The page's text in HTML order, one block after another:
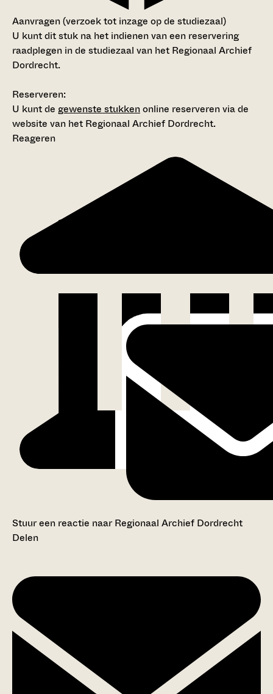
Aanvragen (verzoek tot inzage op de studiezaal)
U kunt dit stuk na het indienen van een reservering
raadplegen in de studiezaal van het Regionaal Archief
Dordrecht.
Reserveren:
U kunt de gewenste stukkenonline reserveren via de
website van het Regionaal Archief Dordrecht.
Reageren
Stuur een reactie naar Regionaal Archief Dordrecht
Delen